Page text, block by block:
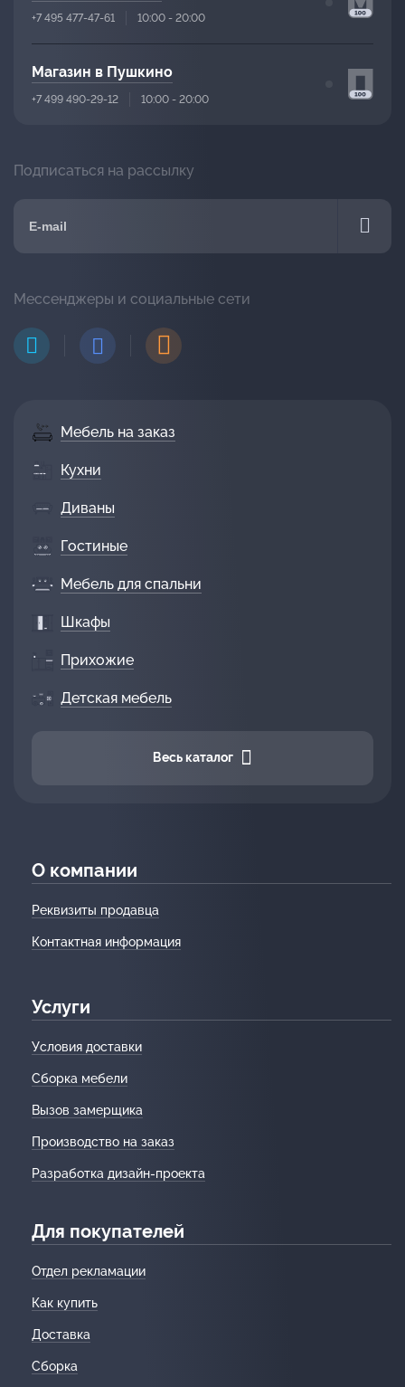
Мебель на заказ
Кухни
Диваны
Гостиные
Мебель для спальни
Шкафы
Прихожие
Детская мебель
Весь каталог
О компании
Реквизиты продавца
Контактная информация
Услуги
Условия доставки
Сборка мебели
Вызов замерщика
Производство на заказ
Разработка дизайн-проекта
Для покупателей
Отдел рекламации
Как купить
Доставка
Сборка
+7 495 477-47-61 10:00 - 20:00
Магазин в Пушкино
+7 499 490-29-12 10:00 - 20:00
Подписаться на рассылку
Мессенджеры и социальные сети